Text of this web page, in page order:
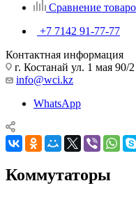
Сравнение
+7 7142 91-77-77
Контактная информация
г. Костанай ул. 1 мая 90/
info@wci.kz
WhatsApp
Коммутаторы